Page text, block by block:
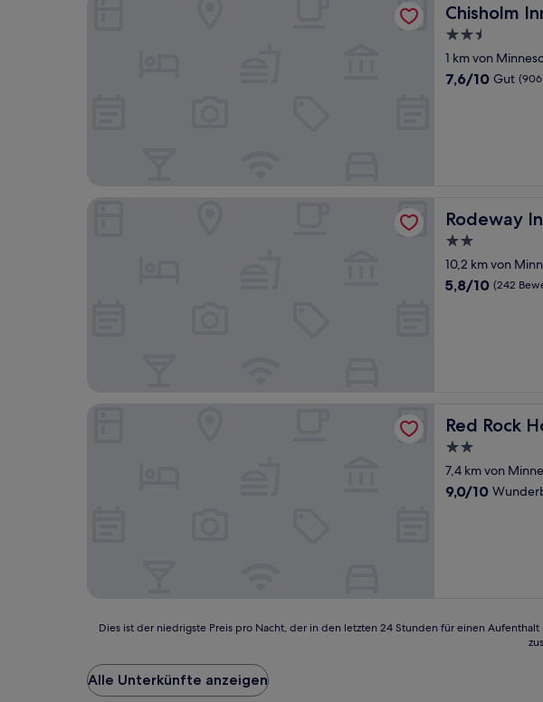
Chisholm
Chisholm Inn
2.5-
Sterne-
Unterkunft
1 km von
7.6
7,6/10 Gut
Rodeway
Rodeway Inn
2.0-
Sterne-
Unterkunft
10,2 km von
5.8
5,8/10 (242
Red Rock
Red Rock
2.0-
Sterne-
Unterkunft
7,4 km von
9.0
9,0/10
Dies
der
niedrigste
Preis
Dies ist der niedrigste Preis pro Nacht, der in den letzten 24 Stunden für einen
Alle Unterkünfte anzeigen